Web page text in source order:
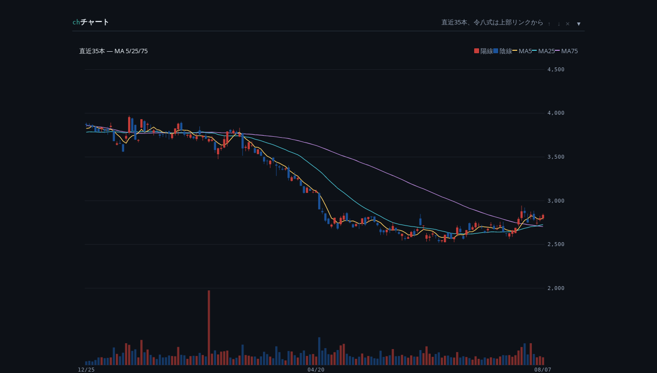
chチャート 直近35本、令八式は上部リンクから ↑ ↓ ×
直近35本 — MA 5/25/75 陽線 陰線 MA5 MA25 MA75
2,000
2,500
3,000
3,500
4,000
4,500
12/25 04/20 08/07